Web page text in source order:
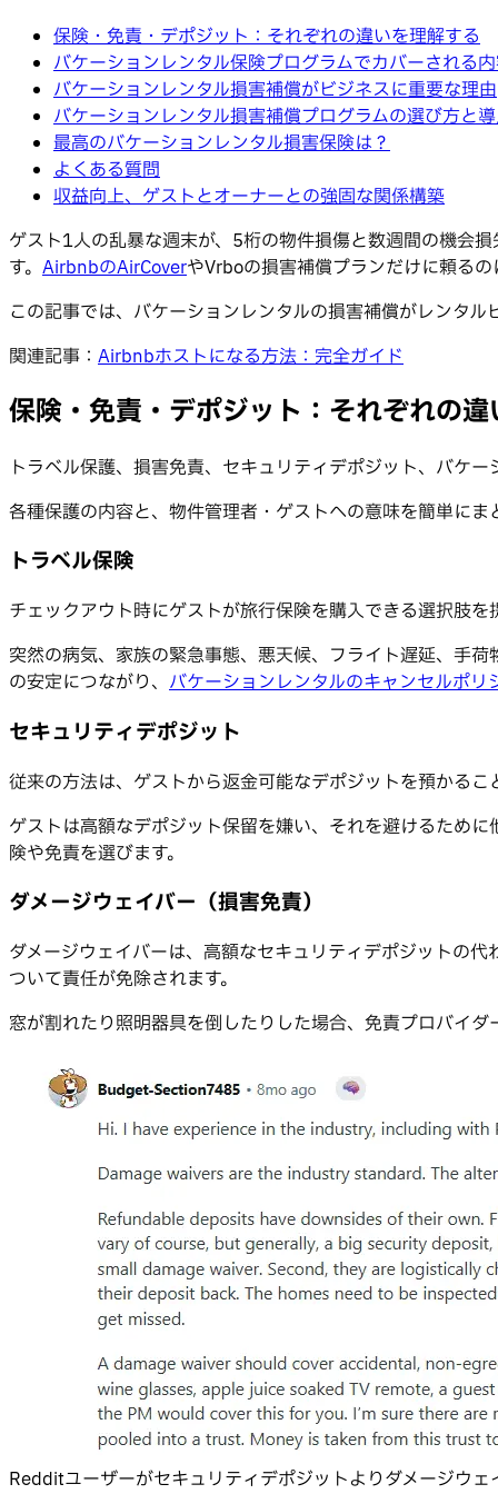
保険・免責・デポジット：それぞれの違いを理解する
バケーションレンタル保険プログラムでカバーされる
バケーションレンタル損害補償がビジネスに重要な理由
バケーションレンタル損害補償プログラムの選び方と
最高のバケーションレンタル損害保険は？
よくある質問
収益向上、ゲストとオーナーとの強固な関係構築
ゲスト1人の乱暴な週末が、5桁の物件損傷と数週間の機会
す。 AirbnbのAirCoverやVrboの損害補償プランだけに頼る
この記事では、バケーションレンタルの損害補償がレンタ
関連記事： Airbnbホストになる方法：完全ガイド
保険・免責・デポジット：それぞれの
トラベル保護、損害免責、セキュリティデポジット、バケ
各種保護の内容と、物件管理者・ゲストへの意味を簡単にま
トラベル保険
チェックアウト時にゲストが旅行保険を購入できる選択肢
突然の病気、家族の緊急事態、悪天候、フライト遅延、手
の安定につながり、 バケーションレンタルのキャンセルポリ
セキュリティデポジット
従来の方法は、ゲストから返金可能なデポジットを預かる
ゲストは高額なデポジット保留を嫌い、それを避けるため
険や免責を選びます。
ダメージウェイバー（損害免責）
ダメージウェイバーは、高額なセキュリティデポジットの
ついて責任が免除されます。
窓が割れたり照明器具を倒したりした場合、免責プロバイ
Redditユーザーがセキュリティデポジットよりダメージウェ